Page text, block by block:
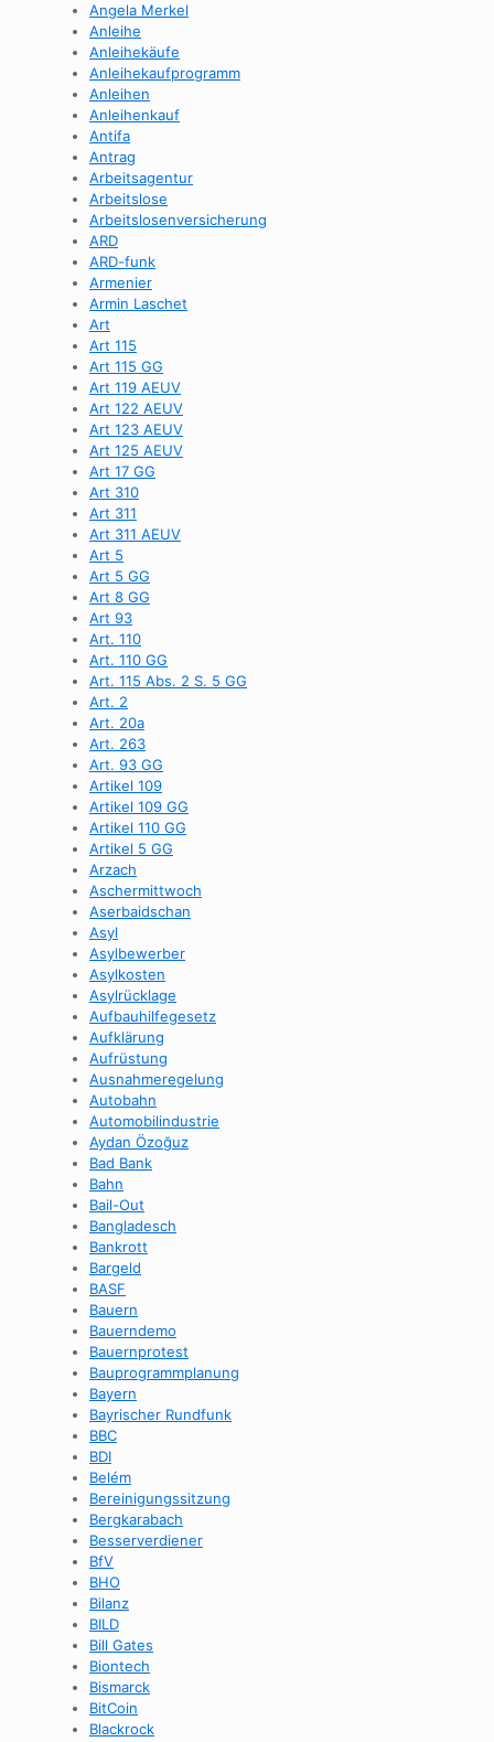
Angela Merkel
Anleihe
Anleihekäufe
Anleihekaufprogramm
Anleihen
Anleihenkauf
Antifa
Antrag
Arbeitsagentur
Arbeitslose
Arbeitslosenversicherung
ARD
ARD-funk
Armenier
Armin Laschet
Art
Art 115
Art 115 GG
Art 119 AEUV
Art 122 AEUV
Art 123 AEUV
Art 125 AEUV
Art 17 GG
Art 310
Art 311
Art 311 AEUV
Art 5
Art 5 GG
Art 8 GG
Art 93
Art. 110
Art. 110 GG
Art. 115 Abs. 2 S. 5 GG
Art. 2
Art. 20a
Art. 263
Art. 93 GG
Artikel 109
Artikel 109 GG
Artikel 110 GG
Artikel 5 GG
Arzach
Aschermittwoch
Aserbaidschan
Asyl
Asylbewerber
Asylkosten
Asylrücklage
Aufbauhilfegesetz
Aufklärung
Aufrüstung
Ausnahmeregelung
Autobahn
Automobilindustrie
Aydan Özoğuz
Bad Bank
Bahn
Bail-Out
Bangladesch
Bankrott
Bargeld
BASF
Bauern
Bauerndemo
Bauernprotest
Bauprogrammplanung
Bayern
Bayrischer Rundfunk
BBC
BDI
Belém
Bereinigungssitzung
Bergkarabach
Besserverdiener
BfV
BHO
Bilanz
BILD
Bill Gates
Biontech
Bismarck
BitCoin
Blackrock